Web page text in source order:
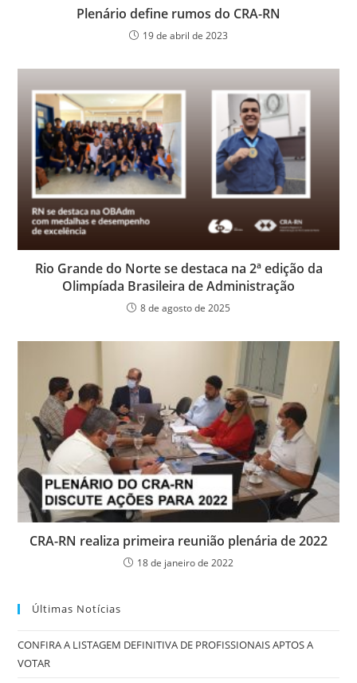
Plenário define rumos do CRA-RN
19 de abril de 2023
Rio Grande do Norte se destaca na 2ª edição da
Olimpíada Brasileira de Administração
8 de agosto de 2025
CRA-RN realiza primeira reunião plenária de 2022
18 de janeiro de 2022
Últimas Notícias
CONFIRA A LISTAGEM DEFINITIVA DE PROFISSIONAIS APTOS A
VOTAR